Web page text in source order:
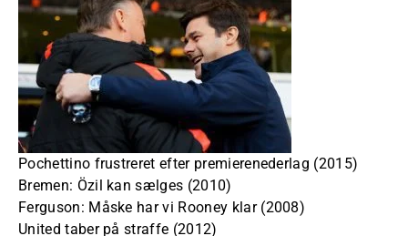
Pochettino frustreret efter premierenederlag (2015)
Bremen: Özil kan sælges (2010)
Ferguson: Måske har vi Rooney klar (2008)
United taber på straffe (2012)